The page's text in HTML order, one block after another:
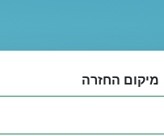
מיקום החזרה